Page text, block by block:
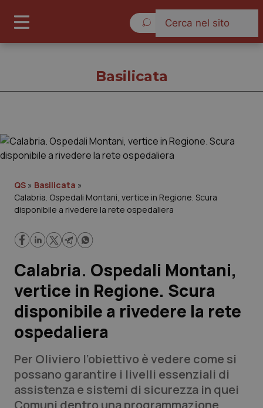
Governo e Parlamento
Regioni e Asl
Lavoro e Professioni
Scienza e Farmaci
Studi e Analisi
Lettere al direttore
Edizioni Regionali
Basilicata
QS » Basilicata »
Calabria. Ospedali Montani, vertice in Regione. Scura
disponibile a rivedere la rete ospedaliera
Calabria. Ospedali Montani,
vertice in Regione. Scura
disponibile a rivedere la rete
ospedaliera
Per Oliviero l’obiettivo è vedere come si
possano garantire i livelli essenziali di
assistenza e sistemi di sicurezza in quei
Comuni dentro una programmazione